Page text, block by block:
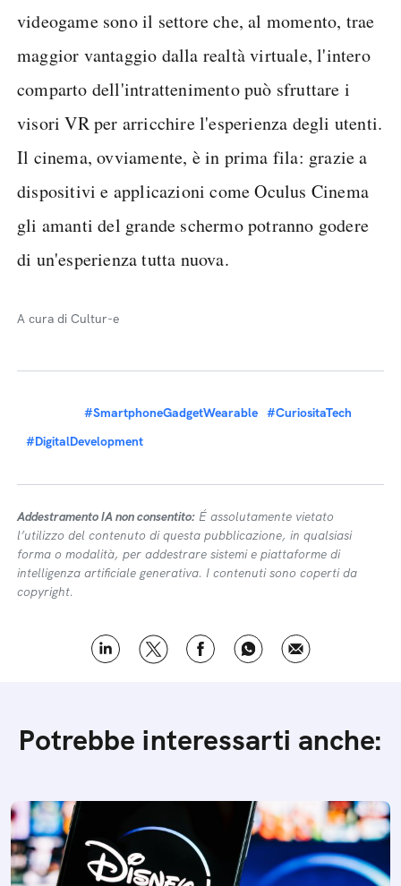
videogame sono il settore che, al momento, trae
maggior vantaggio dalla realtà virtuale, l'intero
comparto dell'intrattenimento può sfruttare i
visori VR per arricchire l'esperienza degli utenti.
Il cinema, ovviamente, è in prima fila: grazie a
dispositivi e applicazioni come Oculus Cinema
gli amanti del grande schermo potranno godere
di un'esperienza tutta nuova.
A cura di Cultur-e
#SmartphoneGadgetWearable #CuriositaTech
#DigitalDevelopment
Addestramento IA non consentito: É assolutamente vietato
l’utilizzo del contenuto di questa pubblicazione, in qualsiasi
forma o modalità, per addestrare sistemi e piattaforme di
intelligenza artificiale generativa. I contenuti sono coperti da
copyright.
Potrebbe interessarti anche: